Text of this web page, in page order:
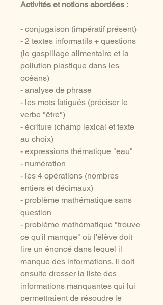
Activités et notions abordées :
- conjugaison (impératif présent)
- 2 textes informatifs + questions
(le gaspillage alimentaire et la
pollution plastique dans les
océans)
- analyse de phrase
- les mots fatigués (préciser le
verbe "être")
- écriture (champ lexical et texte
au choix)
- expressions thématique "eau"
- numération
- les 4 opérations (nombres
entiers et décimaux)
- problème mathématique sans
question
- problème mathématique "trouve
ce qu'il manque" où l'élève doit
lire un énoncé dans lequel il
manque des informations. Il doit
ensuite dresser la liste des
informations manquantes qui lui
permettraient de résoudre le